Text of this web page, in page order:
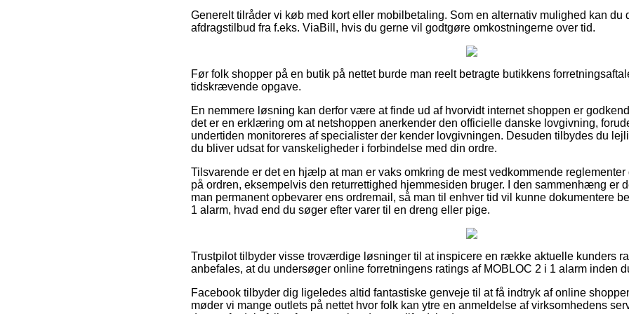
Generelt tilråder vi køb med kort eller mobilbetaling. Som en alternativ mulighed kan du
afdragstilbud fra f.eks. ViaBill, hvis du gerne vil godtgøre omkostningerne over tid.
Før folk shopper på en butik på nettet burde man reelt betragte butikkens
tidskrævende opgave.
En nemmere løsning kan derfor være at finde ud af hvorvidt internet shoppen er
det er en erklæring om at netshoppen anerkender den officielle danske lovgivning,
undertiden monitoreres af specialister der kender lovgivningen. Desuden tilbydes du
du bliver udsat for vanskeligheder i forbindelse med din ordre.
Tilsvarende er det en hjælp at man er vaks omkring de mest vedkommende
på ordren, eksempelvis den returrettighed hjemmesiden bruger. I den sammenhæng er
man permanent opbevarer ens ordremail, så man til enhver tid vil kunne dokumentere
1 alarm, hvad end du søger efter varer til en dreng eller pige.
Trustpilot tilbyder visse troværdige løsninger til at inspicere en række aktuelle kunders
anbefales, at du undersøger online forretningens ratings af MOBLOC 2 i 1 alarm inden
Facebook tilbyder dig ligeledes altid fantastiske genveje til at få indtryk af online
møder vi mange outlets på nettet hvor folk kan ytre en anmeldelse af virksomhedens